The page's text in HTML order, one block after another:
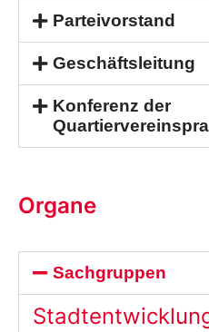
Parteivorstand
Geschäftsleitung
Konferenz der
Organe
Sachgruppen